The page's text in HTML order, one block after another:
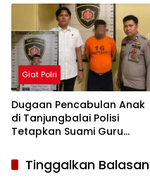
dan Dua Tabung Gas
Berhasil Diamankan
Giat Polri
Dugaan Pencabulan Anak
di Tanjungbalai Polisi
Tetapkan Suami Guru
Tinggalkan Balasan